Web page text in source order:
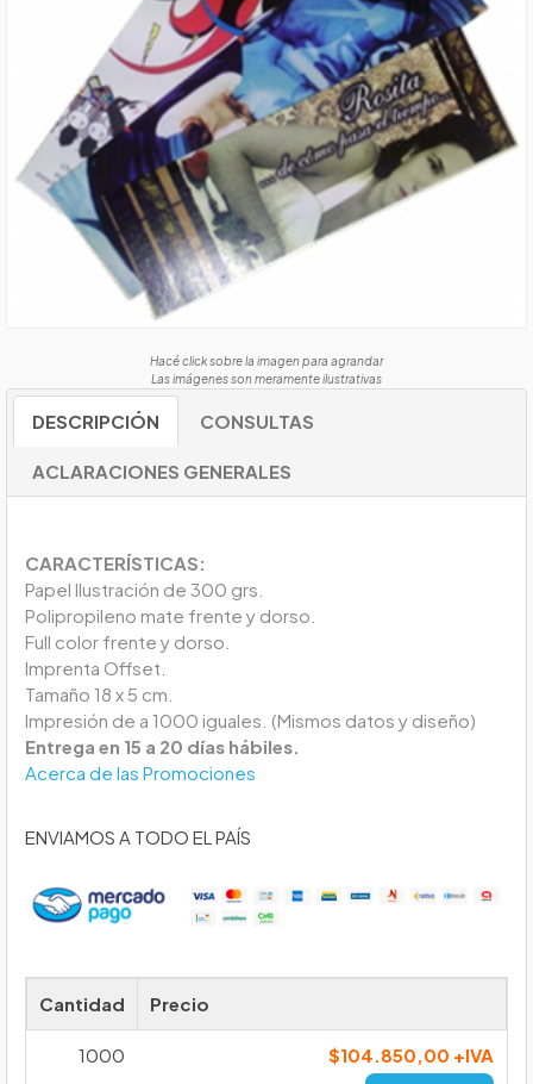
Hacé click sobre la imagen para agrandar
Las imágenes son meramente ilustrativas
DESCRIPCIÓN CONSULTAS
ACLARACIONES GENERALES
CARACTERÍSTICAS:
Papel Ilustración de 300 grs.
Polipropileno mate frente y dorso.
Full color frente y dorso.
Imprenta Offset.
Tamaño 18 x 5 cm.
Impresión de a 1000 iguales. (Mismos datos y diseño)
Entrega en 15 a 20 días hábiles.
Acerca de las Promociones
ENVIAMOS A TODO EL PAÍS
Cantidad Precio
1000
$104.850,00 +IVA